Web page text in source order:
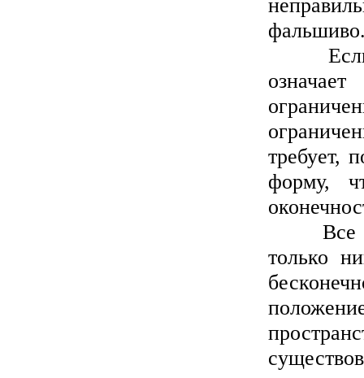
Если
требует,
форму,
Все
только